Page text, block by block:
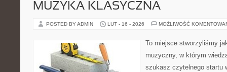
MUZYKA KLASYCZNA
POSTED BY ADMIN LUT - 16 - 2026 MOŻLIWOŚĆ
To miejsce stworzyliśmy
muzyczny, w którym
szukasz czytelnego startu